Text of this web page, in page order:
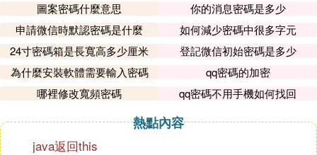
圖案密碼什麼意思
你的消息密碼是多少
申請微信時默認密碼是什麼
如何減少密碼中很多字元
24寸密碼箱是長寬高多少厘米
登記微信初始密碼是多少
為什麼安裝軟體需要輸入密碼
qq密碼的加密
哪裡修改寬頻密碼
qq密碼不用手機如何找回
熱點內容
java返回this